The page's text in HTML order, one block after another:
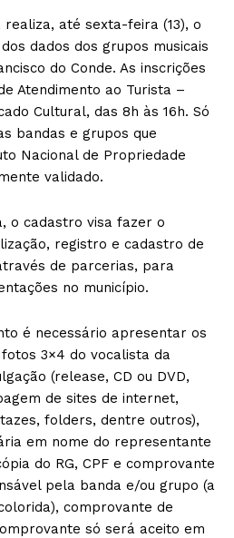
até sexta-feira (13), o
dados dos grupos musicais
do Conde. As inscrições
Atendimento ao Turista –
Cultural, das 8h às 16h. Só
bandas e grupos que
Nacional de Propriedade
validado.
o cadastro visa fazer o
registro e cadastro de
de parcerias, para
no município.
é necessário apresentar os
3×4 do vocalista da
(release, CD ou DVD,
de sites de internet,
folders, dentre outros),
em nome do representante
do RG, CPF e comprovante
pela banda e/ou grupo (a
comprovante de
só será aceito em